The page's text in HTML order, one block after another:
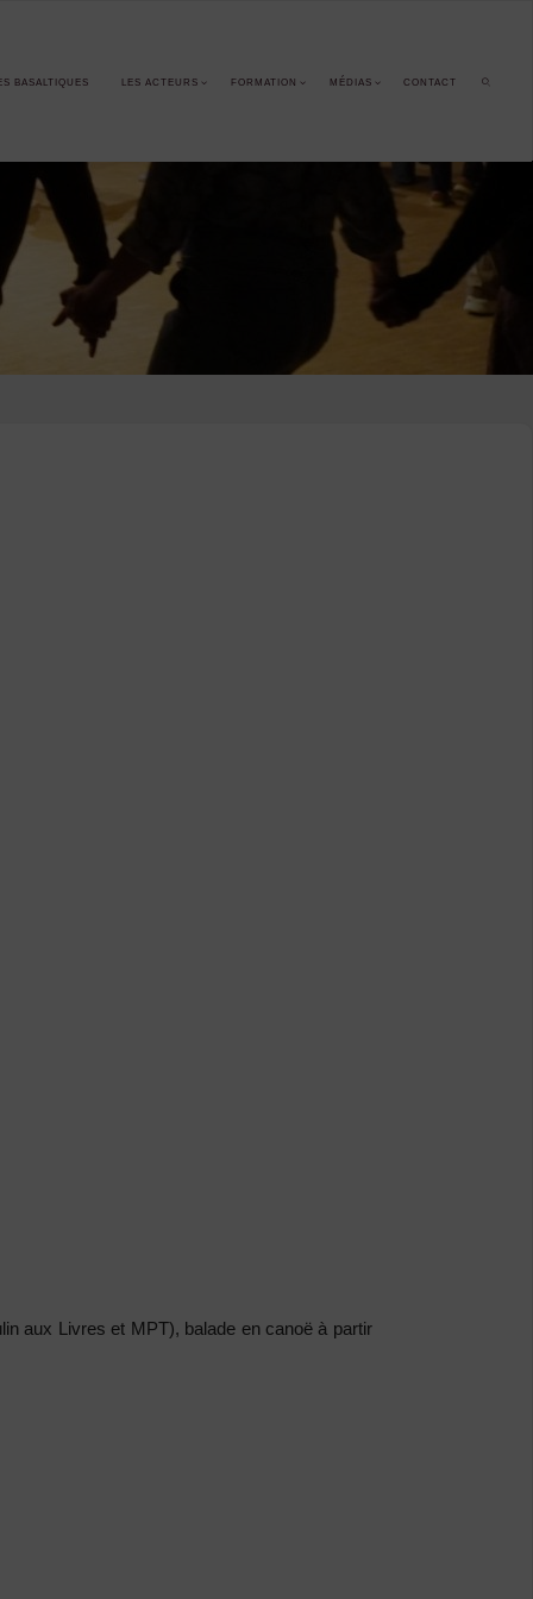
BASALTIQUES LES ACTEURS FORMATION MÉDIAS CONTACT
aux Livres et MPT), balade en canoë à partir